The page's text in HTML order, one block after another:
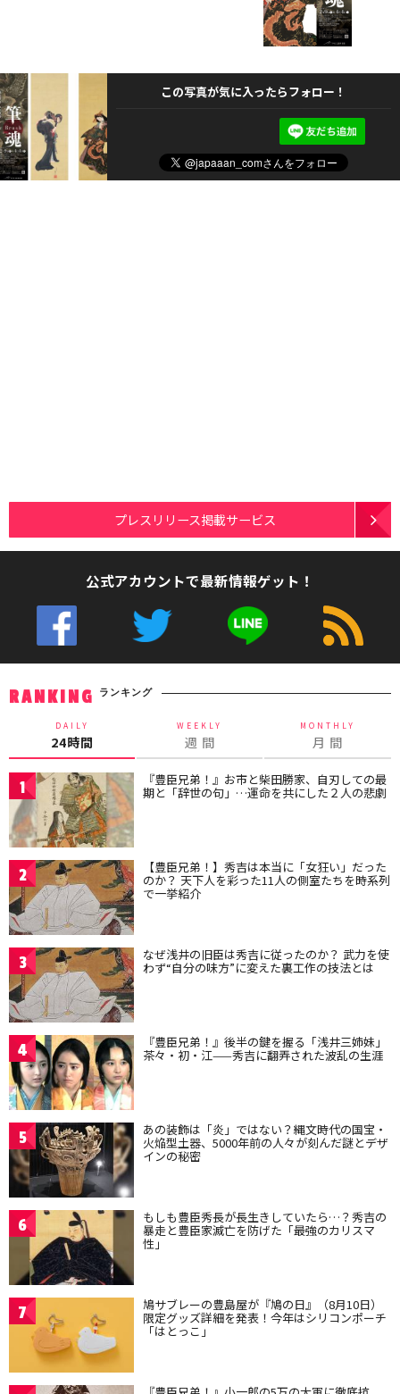
この写真が気に入ったらフォロー！
プレスリリース掲載サービス
公式アカウントで最新情報ゲット！
RANKING ランキング
DAILY
24時間
WEEKLY
週 間
MONTHLY
月 間
1 『豊臣兄弟！』お市と柴田勝家、自刃しての最
期と「辞世の句」…運命を共にした２人の悲劇
2 【豊臣兄弟！】秀吉は本当に「女狂い」だった
のか？ 天下人を彩った11人の側室たちを時系列
で一挙紹介
3 なぜ浅井の旧臣は秀吉に従ったのか？ 武力を使
わず“自分の味方”に変えた裏工作の技法とは
4 『豊臣兄弟！』後半の鍵を握る「浅井三姉妹」
茶々・初・江——秀吉に翻弄された波乱の生涯
5 あの装飾は「炎」ではない？縄文時代の国宝・
火焔型土器、5000年前の人々が刻んだ謎とデザ
インの秘密
6 もしも豊臣秀長が長生きしていたら…？秀吉の
暴走と豊臣家滅亡を防げた「最強のカリスマ
性」
7 鳩サブレーの豊島屋が『鳩の日』（8月10日）
限定グッズ詳細を発表！今年はシリコンポーチ
「はとっこ」